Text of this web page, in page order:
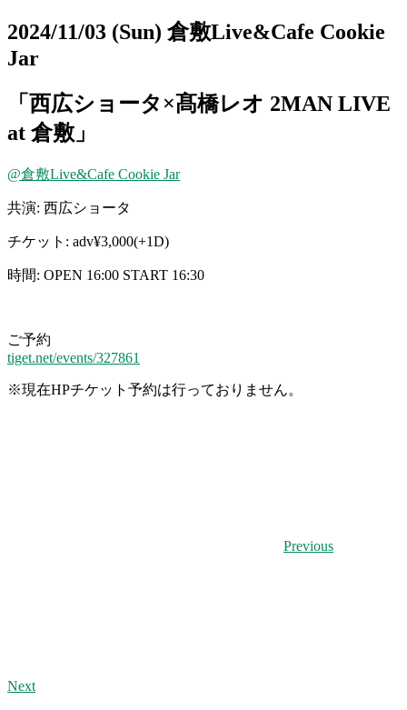
2024/11/03 (Sun) 倉敷Live&Cafe Cookie
Jar
「西広ショータ×髙橋レオ 2MAN LIVE
at 倉敷」
@倉敷Live&Cafe Cookie Jar
共演: 西広ショータ
チケット: adv¥3,000(+1D)
時間: OPEN 16:00 START 16:30
ご予約
tiget.net/events/327861
※現在HPチケット予約は行っておりません。
Previous
Next